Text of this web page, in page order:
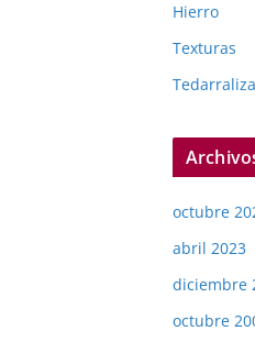
Hierro
Texturas
Tedarraliza
octubre
abril 2023
diciembre
octubre